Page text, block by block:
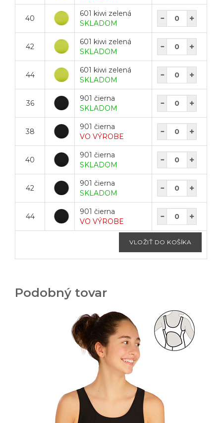
40
601 kiwi zelená
SKLADOM
42
601 kiwi zelená
SKLADOM
44
601 kiwi zelená
SKLADOM
36
901 čierna
SKLADOM
38
901 čierna
VO VÝROBE
40
901 čierna
SKLADOM
42
901 čierna
SKLADOM
44
901 čierna
VO VÝROBE
Podobný tovar